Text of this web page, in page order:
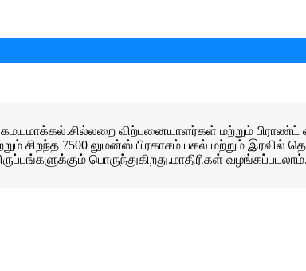
விற்பனையாளர்கள் மற்றும் பிராண்ட்
சிறந்த 7500 லுமன்ஸ் பிரகாசம் பகல் மற்றும் இரவில்
பொருந்துகிறது.மாதிரிகள் வழங்கப்படலாம்.